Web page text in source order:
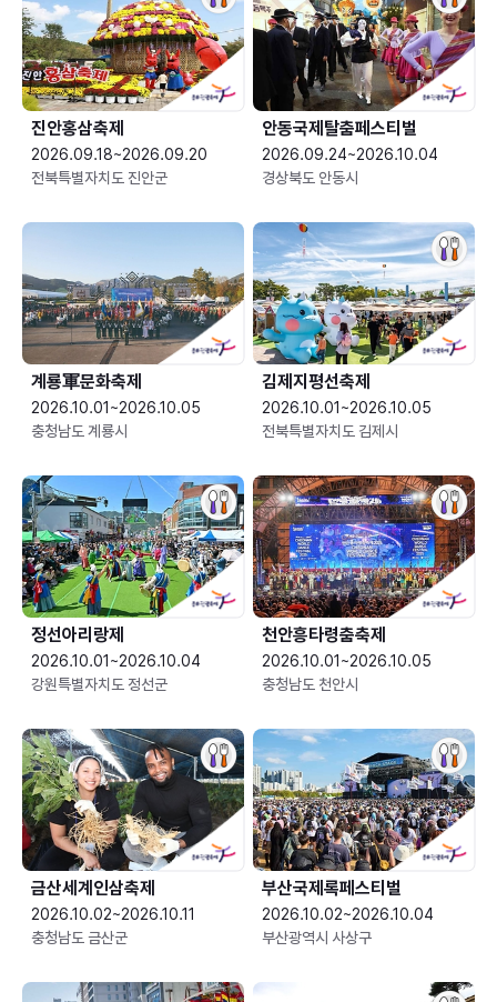
진안홍삼축제
2026.09.18~2026.09.20
전북특별자치도 진안군
안동국제탈춤페스티벌
2026.09.24~2026.10.04
경상북도 안동시
2026.10.01~2026.10.05
충청남도 계룡시
김제지평선축제
2026.10.01~2026.10.05
전북특별자치도 김제시
정선아리랑제
2026.10.01~2026.10.04
강원특별자치도 정선군
천안흥타령춤축제
2026.10.01~2026.10.05
충청남도 천안시
금산세계인삼축제
2026.10.02~2026.10.11
충청남도 금산군
부산국제록페스티벌
2026.10.02~2026.10.04
부산광역시 사상구